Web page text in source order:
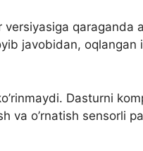
qaraganda
javobidan,
Dasturni
va o’rnatish sensorli